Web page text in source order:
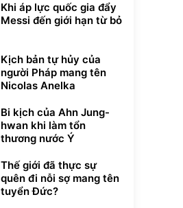
Khi áp lực quốc gia đẩy
Messi đến giới hạn từ bỏ
Kịch bản tự hủy của
người Pháp mang tên
Nicolas Anelka
Bi kịch của Ahn Jung-
hwan khi làm tổn
thương nước Ý
Thế giới đã thực sự
quên đi nỗi sợ mang tên
tuyển Đức?